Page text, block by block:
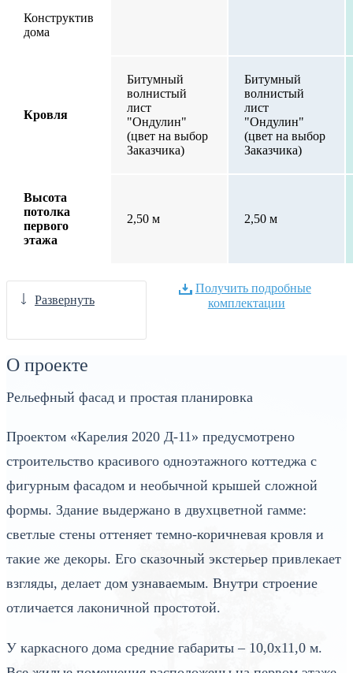
Конструктив
дома
Кровля
Битумный
волнистый
лист
"Ондулин"
(цвет на выбор
Заказчика)
Битумный
волнистый
лист
"Ондулин"
(цвет на выбор
Заказчика)
Высота
потолка
первого
этажа
2,50 м 2,50 м
Развернуть
Получить подробные
комплектации
О проекте
Рельефный фасад и простая планировка
Проектом «Карелия 2020 Д-11» предусмотрено
строительство красивого одноэтажного коттеджа с
фигурным фасадом и необычной крышей сложной
формы. Здание выдержано в двухцветной гамме:
светлые стены оттеняет темно-коричневая кровля и
такие же декоры. Его сказочный экстерьер привлекает
взгляды, делает дом узнаваемым. Внутри строение
отличается лаконичной простотой.
У каркасного дома средние габариты – 10,0х11,0 м.